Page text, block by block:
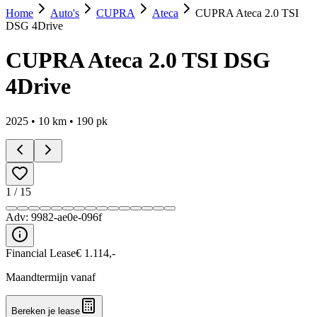
Home
Auto's CUPRA Ateca
CUPRA Ateca 2.0 TSI
DSG 4Drive
CUPRA Ateca 2.0 TSI DSG
4Drive
2025 • 10 km • 190 pk
1 / 15
Adv: 9982-ae0e-096f
Financial Lease€ 1.114,-
Maandtermijn vanaf
Bereken je lease